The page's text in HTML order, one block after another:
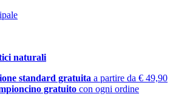
naturali
standard gratuita a partire da € 49,90
gratuito con ogni ordine